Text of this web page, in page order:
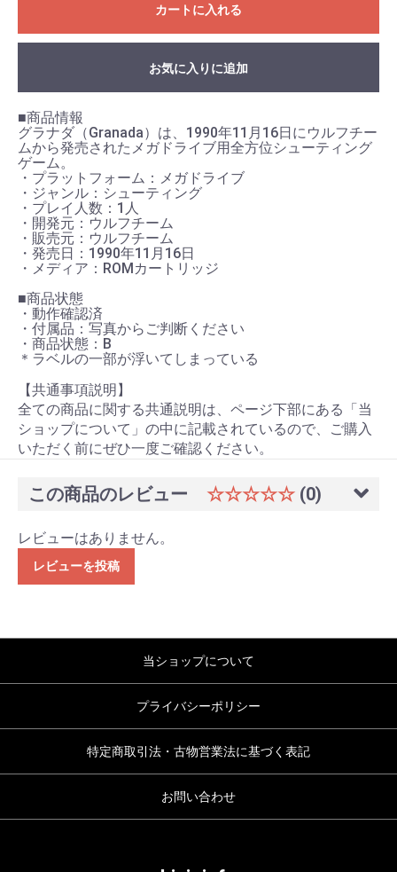
カートに入れる
お気に入りに追加
■商品情報
グラナダ（Granada）は、1990年11月16日にウルフチー
ムから発売されたメガドライブ用全方位シューティング
ゲーム。
・プラットフォーム：メガドライブ
・ジャンル：シューティング
・プレイ人数：1人
・開発元：ウルフチーム
・販売元：ウルフチーム
・発売日：1990年11月16日
・メディア：ROMカートリッジ
■商品状態
・動作確認済
・付属品：写真からご判断ください
・商品状態：B
＊ラベルの一部が浮いてしまっている
【共通事項説明】
全ての商品に関する共通説明は、ページ下部にある「当
ショップについて」の中に記載されているので、ご購入
いただく前にぜひ一度ご確認ください。
この商品のレビュー ☆☆☆☆☆ (0)
レビューはありません。
レビューを投稿
当ショップについて
プライバシーポリシー
特定商取引法・古物営業法に基づく表記
お問い合わせ